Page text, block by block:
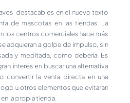
destacables en el nuevo texto
de mascotas en las tiendas. La
los centros comerciales hace más
adquieran a golpe de impulso, sin
y meditada, como debería. Es
interés en buscar una alternativa
convertir la venta directa en una
u otros elementos que evitaran
la propia tienda.